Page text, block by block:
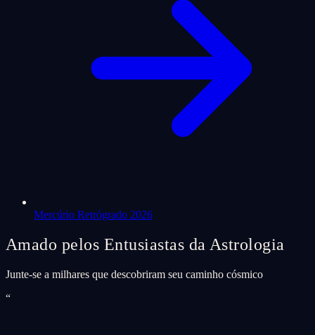
Mercúrio Retrógrado 2026
Amado pelos Entusiastas da Astrologia
Junte-se a milhares que descobriram seu caminho cósmico
“